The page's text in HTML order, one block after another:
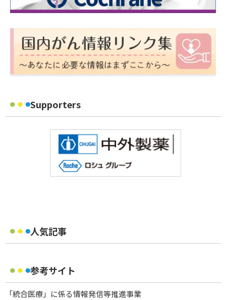
Supporters
人気記事
参考サイト
「統合医療」に係る情報発信等推進事業